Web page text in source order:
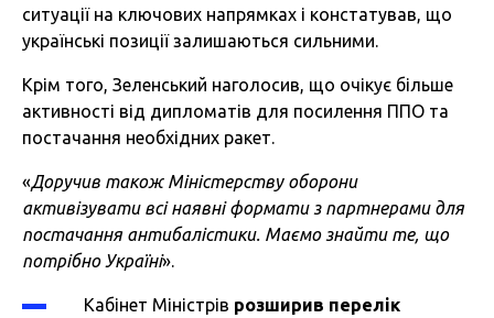
ситуації на ключових напрямках і констатував, що
українські позиції залишаються сильними.
Крім того, Зеленський наголосив, що очікує більше
активності від дипломатів для посилення ППО та
постачання необхідних ракет.
«Доручив також Міністерству оборони
активізувати всі наявні формати з партнерами для
постачання антибалістики. Маємо знайти те, що
потрібно Україні».
Кабінет Міністрів розширив перелік